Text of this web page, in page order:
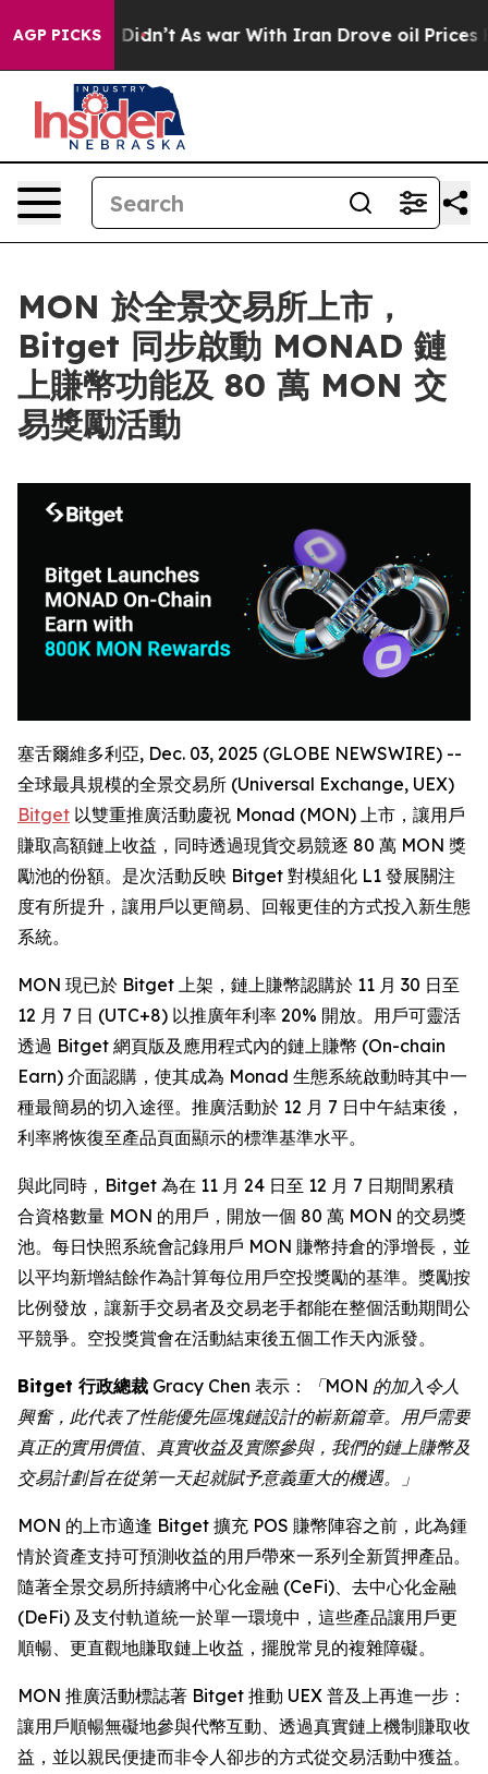
AGP PICKS
it Didn’t As war With Iran Drove oil Prices
MON 於全景交易所上市，
Bitget 同步啟動 MONAD 鏈
上賺幣功能及 80 萬 MON 交
易獎勵活動
塞舌爾維多利亞, Dec. 03, 2025 (GLOBE NEWSWIRE) --
全球最具規模的全景交易所 (Universal Exchange, UEX)
Bitget 以雙重推廣活動慶祝 Monad (MON) 上市，讓用戶
賺取高額鏈上收益，同時透過現貨交易競逐 80 萬 MON 獎
勵池的份額。是次活動反映 Bitget 對模組化 L1 發展關注
度有所提升，讓用戶以更簡易、回報更佳的方式投入新生態
系統。
MON 現已於 Bitget 上架，鏈上賺幣認購於 11 月 30 日至
12 月 7 日 (UTC+8) 以推廣年利率 20% 開放。用戶可靈活
透過 Bitget 網頁版及應用程式內的鏈上賺幣 (On-chain
Earn) 介面認購，使其成為 Monad 生態系統啟動時其中一
種最簡易的切入途徑。推廣活動於 12 月 7 日中午結束後，
利率將恢復至產品頁面顯示的標準基準水平。
與此同時，Bitget 為在 11 月 24 日至 12 月 7 日期間累積
合資格數量 MON 的用戶，開放一個 80 萬 MON 的交易獎
池。每日快照系統會記錄用戶 MON 賺幣持倉的淨增長，並
以平均新增結餘作為計算每位用戶空投獎勵的基準。獎勵按
比例發放，讓新手交易者及交易老手都能在整個活動期間公
平競爭。空投獎賞會在活動結束後五個工作天內派發。
Bitget 行政總裁 Gracy Chen 表示：
「MON 的加入令人
興奮，此代表了性能優先區塊鏈設計的嶄新篇章。用戶需要
真正的實用價值、真實收益及實際參與，我們的鏈上賺幣及
交易計劃旨在從第一天起就賦予意義重大的機遇。」
MON 的上市適逢 Bitget 擴充 POS 賺幣陣容之前，此為鍾
情於資產支持可預測收益的用戶帶來一系列全新質押產品。
隨著全景交易所持續將中心化金融 (CeFi)、去中心化金融
(DeFi) 及支付軌道統一於單一環境中，這些產品讓用戶更
順暢、更直觀地賺取鏈上收益，擺脫常見的複雜障礙。
MON 推廣活動標誌著 Bitget 推動 UEX 普及上再進一步：
讓用戶順暢無礙地參與代幣互動、透過真實鏈上機制賺取收
益，並以親民便捷而非令人卻步的方式從交易活動中獲益。